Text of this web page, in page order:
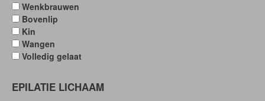
Wenkbrauwen
Bovenlip
Kin
Wangen
Volledig gelaat
EPILATIE LICHAAM